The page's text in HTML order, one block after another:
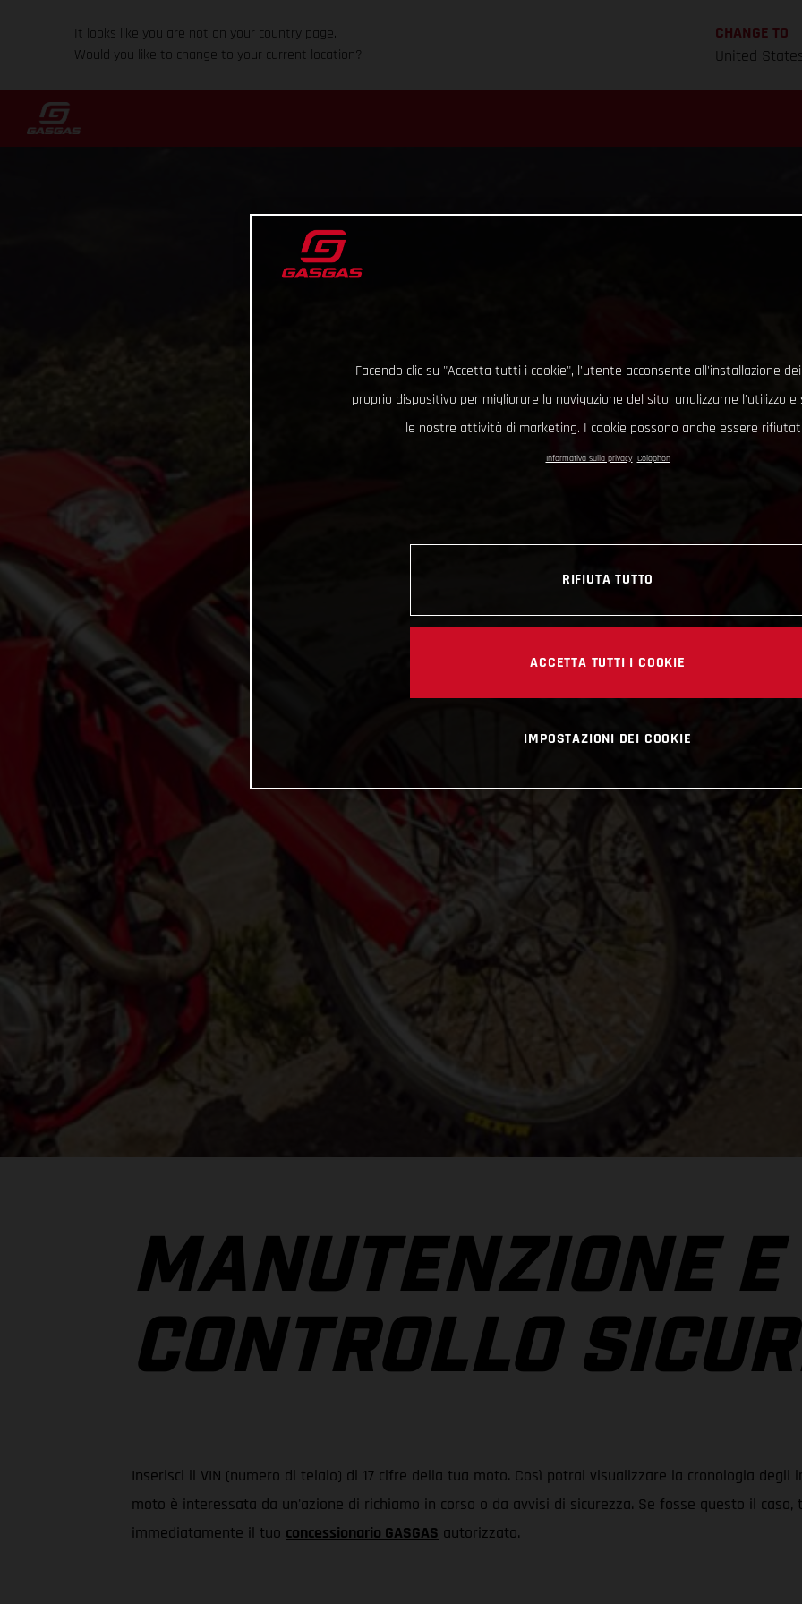
It looks like you are not on your country page.
Would you like to change to your current location?
CHANGE TO
United
MANUTENZIONE E
CONTROLLO
Inserisci il VIN (numero di telaio) di 17 cifre della tua moto. Così potrai visualizzare la cronologia
moto è interessata da un'azione di richiamo in corso o da avvisi di sicurezza. Se fosse questo il
immediatamente il tuo concessionario GASGAS autorizzato.
Facendo clic su "Accetta tutti i cookie", l'utente acconsente all'installazione
proprio dispositivo per migliorare la navigazione del sito, analizzarne l'utilizzo
le nostre attività di marketing. I cookie possono anche essere
Informativa sulla privacy Colophon
RIFIUTA TUTTO
ACCETTA TUTTI I COOKIE
IMPOSTAZIONI DEI COOKIE